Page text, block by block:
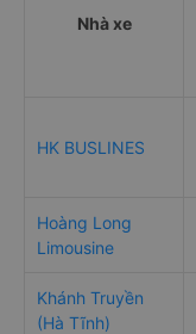
Nhà xe
HK BUSLINES
Hoàng Long
Limousine
Khánh Truyền
(Hà Tĩnh)